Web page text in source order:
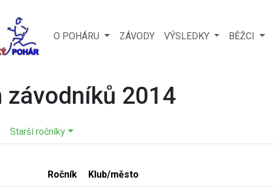
O POHÁRU ZÁVODY VÝSLEDKY BĚŽCI
závodníků 2014
Starší ročníky
Ročník Klub/město